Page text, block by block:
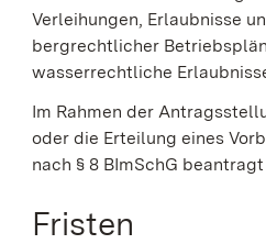
Verleihungen, Erlaubnisse
bergrechtlicher
wasserrechtliche
Im Rahmen der
oder die Erteilung eines
nach § 8 BImSchG beantragt
Fristen